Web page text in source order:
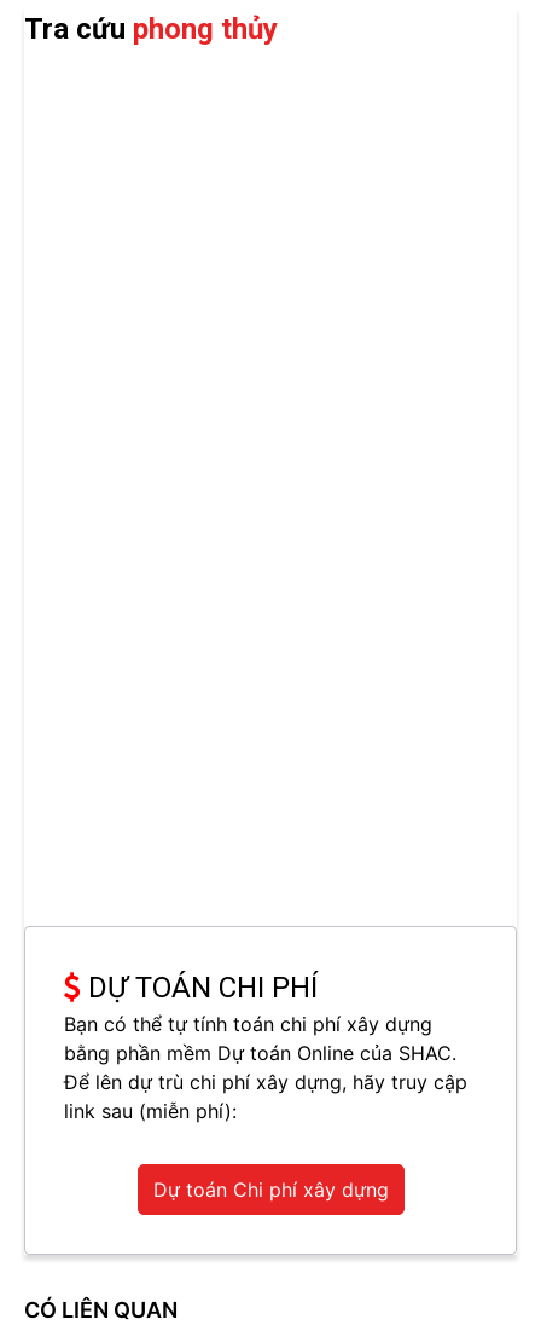
Tra cứu phong thủy
DỰ TOÁN CHI PHÍ
Bạn có thể tự tính toán chi phí xây dựng
bằng phần mềm Dự toán Online của SHAC.
Để lên dự trù chi phí xây dựng, hãy truy cập
link sau (miễn phí):
Dự toán Chi phí xây dựng
CÓ LIÊN QUAN